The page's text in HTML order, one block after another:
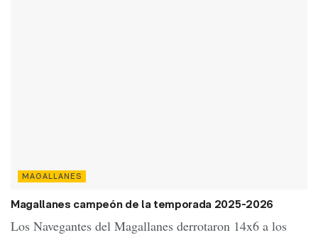
MAGALLANES
Magallanes campeón de la temporada 2025-2026
Los Navegantes del Magallanes derrotaron 14x6 a los